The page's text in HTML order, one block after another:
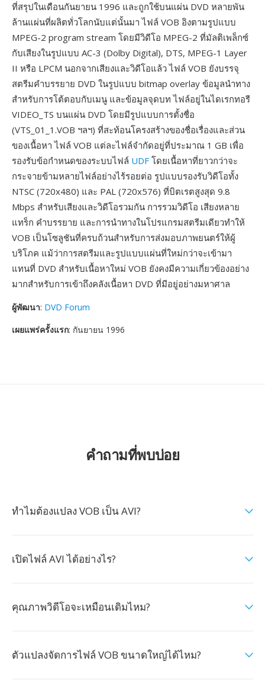
ที่สรุปในเดือนกันยายน 1996 และถูกใช้บนแผ่น DVD หลายพัน
ล้านแผ่นที่ผลิตทั่วโลกนับแต่นั้นมา ไฟล์ VOB อิงตามรูปแบบ
MPEG-2 program stream โดยมีวิดีโอ MPEG-2 ที่มัลติเพล็กซ์
กับเสียงในรูปแบบ AC-3 (Dolby Digital), DTS, MPEG-1 Layer
II หรือ LPCM นอกจากเสียงและวิดีโอแล้ว ไฟล์ VOB ยังบรรจุ
สตรีมคำบรรยาย DVD ในรูปแบบ bitmap overlay ข้อมูลนำทาง
สำหรับการโต้ตอบกับเมนู และข้อมูลจุดบท ไฟล์อยู่ในไดเรกทอรี
VIDEO_TS บนแผ่น DVD โดยมีรูปแบบการตั้งชื่อ
(VTS_01_1.VOB ฯลฯ) ที่สะท้อนโครงสร้างของชื่อเรื่องและส่วน
ของเนื้อหา ไฟล์ VOB แต่ละไฟล์จำกัดอยู่ที่ประมาณ 1 GB เพื่อ
รองรับข้อกำหนดของระบบไฟล์ UDF โดยเนื้อหาที่ยาวกว่าจะ
กระจายข้ามหลายไฟล์อย่างไร้รอยต่อ รูปแบบรองรับวิดีโอทั้ง
NTSC (720x480) และ PAL (720x576) ที่บิตเรตสูงสุด 9.8
Mbps สำหรับเสียงและวิดีโอรวมกัน การรวมวิดีโอ เสียงหลาย
แทร็ก คำบรรยาย และการนำทางในโปรแกรมสตรีมเดียวทำให้
VOB เป็นโซลูชันที่ครบถ้วนสำหรับการส่งมอบภาพยนตร์ให้ผู้
บริโภค แม้ว่าการสตรีมและรูปแบบแผ่นที่ใหม่กว่าจะเข้ามา
แทนที่ DVD สำหรับเนื้อหาใหม่ VOB ยังคงมีความเกี่ยวข้องอย่าง
มากสำหรับการเข้าถึงคลังเนื้อหา DVD ที่มีอยู่อย่างมหาศาล
ผู้พัฒนา: DVD Forum
เผยแพร่ครั้งแรก: กันยายน 1996
คำถามที่พบบ่อย
ทำไมต้องแปลง VOB เป็น AVI?
เปิดไฟล์ AVI ได้อย่างไร?
คุณภาพวิดีโอจะเหมือนเดิมไหม?
ตัวแปลงจัดการไฟล์ VOB ขนาดใหญ่ได้ไหม?